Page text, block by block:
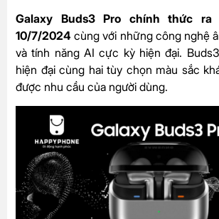
Galaxy Buds3 Pro chính thức ra
10/7/2024cùng với những công nghệ
và tính năng AI cực kỳ hiện đại.
hiện đại cùng hai tùy chọn màu sắc
được nhu cầu của người dùng.